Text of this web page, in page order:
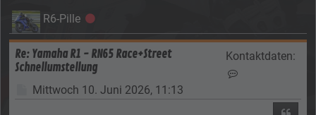
R6-Pille Offline
Re: Yamaha R1 - RN65 Race+Street
Schnellumstellung
Kontaktdaten:
Beitrag
Mittwoch 10. Juni 2026, 11:13